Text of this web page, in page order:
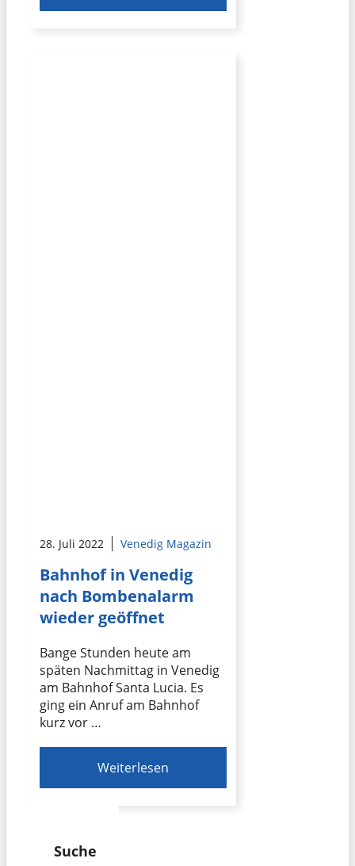
28. Juli 2022 Venedig Magazin
Bahnhof in Venedig
nach Bombenalarm
wieder geöffnet
Bange Stunden heute am
späten Nachmittag in Venedig
am Bahnhof Santa Lucia. Es
ging ein Anruf am Bahnhof
kurz vor …
Weiterlesen
Suche